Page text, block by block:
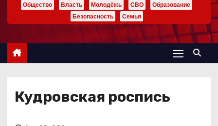
ж
Общество Власть Молодёжь СВО
Образование
Безопасность
Семья
Кудровская роспись